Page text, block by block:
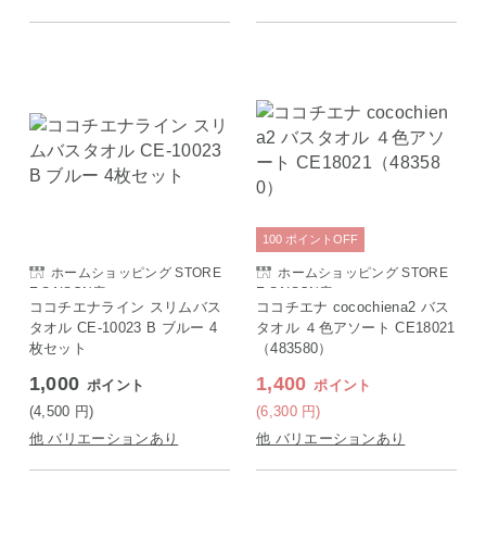
ホームショッピング STORE
E SAISON店
ココチエナライン スリムバス
タオル CE-10023 B ブルー 4
枚セット
1,000 ポイント
(4,500 円)
他 バリエーションあり
ホームショッピング STORE
E SAISON店
ココチエナ cocochiena2 バス
タオル ４色アソート CE18021
（483580）
1,400 ポイント
(6,300 円)
100 ポイント OFF
他 バリエーションあり